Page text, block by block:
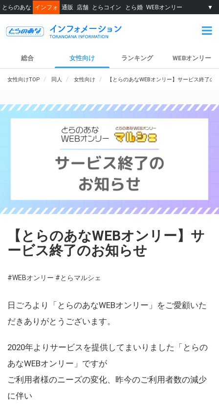
とらのあな インフォ 通販 店舗 とらコイン とら婚 WEBオンリー ▼
総合 女性向け ランキング WEBオンリー
女性向けTOP 同人 女性向け 【とらのあなWEBオンリー】サービス終了の
【とらのあなWEBオンリー】サ
ービス終了のお知らせ
#WEBオンリー #とらマルシェ
日ごろより「とらのあなWEBオンリー」をご愛顧いた
だきありがとうございます。
2020年よりサービスを提供してまいりました「とらの
あなWEBオンリー」ですが
ご利用者様のニーズの変化、昨今のご利用者数の減少
に伴い